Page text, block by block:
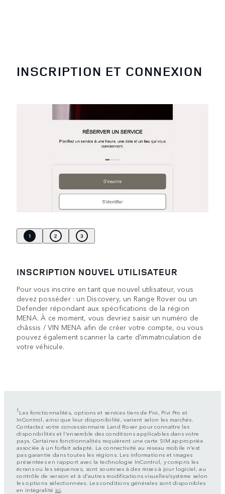
INSCRIPTION ET CONNEXION
1 2 3
INSCRIPTION NOUVEL UTILISATEUR
Pour vous inscrire en tant que nouvel utilisateur, vous
devez posséder : un Discovery, un Range Rover ou un
Defender répondant aux spécifications de la région
MENA. À ce moment, vous devriez saisir un numéro de
châssis / VIN MENA afin de créer votre compte, ou vous
pouvez également scanner la carte d'immatriculation de
votre véhicule.
1 Les fonctionnalités, options et services tiers de Pivi, Pivi Pro et
InControl, ainsi que leur disponibilité, varient selon les marchés.
Contactez votre concessionnaire Land Rover pour connaître les
disponibilités et l'ensemble des conditions applicables dans votre
pays. Certaines fonctionnalités requièrent une carte SIM appropriée
associée à un forfait adapté. La connectivité au réseau mobile n'est
pas garantie dans toutes les régions. Les informations et images
présentées en rapport avec la technologie InControl, y compris les
écrans ou les séquences, sont soumises à des mises à jour logiciel, au
contrôle de version et à d'autres modifications visuelles/système selon
les options sélectionnées. Les conditions générales sont disponibles
en intégralité ici